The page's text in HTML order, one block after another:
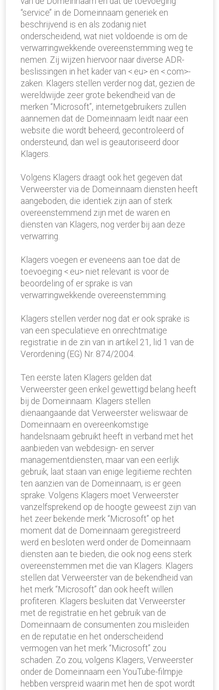
“service’’ in de Domeinnaam generiek en
beschrijvend is en als zodanig niet
onderscheidend, wat niet voldoende is om de
verwarringwekkende overeenstemming weg te
nemen. Zij wijzen hiervoor naar diverse ADR-
beslissingen in het kader van <.eu> en <.com>-
zaken. Klagers stellen verder nog dat, gezien de
wereldwijde zeer grote bekendheid van de
merken “Microsoft”, internetgebruikers zullen
aannemen dat de Domeinnaam leidt naar een
website die wordt beheerd, gecontroleerd of
ondersteund, dan wel is geautoriseerd door
Klagers.
Volgens Klagers draagt ook het gegeven dat
Verweerster via de Domeinnaam diensten heeft
aangeboden, die identiek zijn aan of sterk
overeenstemmend zijn met de waren en
diensten van Klagers, nog verder bij aan deze
verwarring.
Klagers voegen er eveneens aan toe dat de
toevoeging <.eu> niet relevant is voor de
beoordeling of er sprake is van
verwarringwekkende overeenstemming.
Klagers stellen verder nog dat er ook sprake is
van een speculatieve en onrechtmatige
registratie in de zin van in artikel 21, lid 1 van de
Verordening (EG) Nr. 874/2004.
Ten eerste laten Klagers gelden dat
Verweerster geen enkel gewettigd belang heeft
bij de Domeinnaam. Klagers stellen
dienaangaande dat Verweerster weliswaar de
Domeinnaam en overeenkomstige
handelsnaam gebruikt heeft in verband met het
aanbieden van webdesign- en server
managementdiensten, maar van een eerlijk
gebruik, laat staan van enige legitieme rechten
ten aanzien van de Domeinnaam, is er geen
sprake. Volgens Klagers moet Verweerster
vanzelfsprekend op de hoogte geweest zijn van
het zeer bekende merk “Microsoft” op het
moment dat de Domeinnaam geregistreerd
werd en besloten werd onder de Domeinnaam
diensten aan te bieden, die ook nog eens sterk
overeenstemmen met die van Klagers. Klagers
stellen dat Verweerster van de bekendheid van
het merk “Microsoft” dan ook heeft willen
profiteren. Klagers besluiten dat Verweerster
met de registratie en het gebruik van de
Domeinnaam de consumenten zou misleiden
en de reputatie en het onderscheidend
vermogen van het merk “Microsoft” zou
schaden. Zo zou, volgens Klagers, Verweerster
onder de Domeinnaam een YouTube-filmpje
hebben verspreid waarin met hen de spot wordt